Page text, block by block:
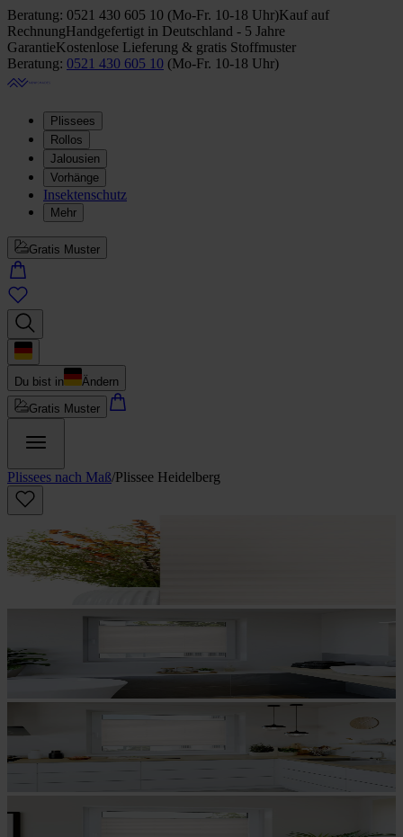
Beratung: 0521 430 605 10 (Mo-Fr. 10-18 Uhr)Kauf auf
RechnungHandgefertigt in Deutschland - 5 Jahre
GarantieKostenlose Lieferung & gratis Stoffmuster
Beratung: 0521 430 605 10 (Mo-Fr. 10-18 Uhr)
Plissees
Rollos
Jalousien
Vorhänge
Insektenschutz
Mehr
Gratis Muster
Du bist in
Ändern
Gratis Muster
Plissees nach Maß/Plissee Heidelberg